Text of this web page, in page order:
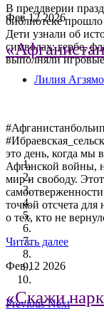
В преддверии
библиотеке
Дети узнали об
символах: гербе,
выполняли
Previous Next
Фев 12 2026
Лилия
это день, когда мы
Афганской войны,
мир и свободу.
точкой отсчета
о тех, кто не
Читать далее
Фев 12 2026
«Скажи